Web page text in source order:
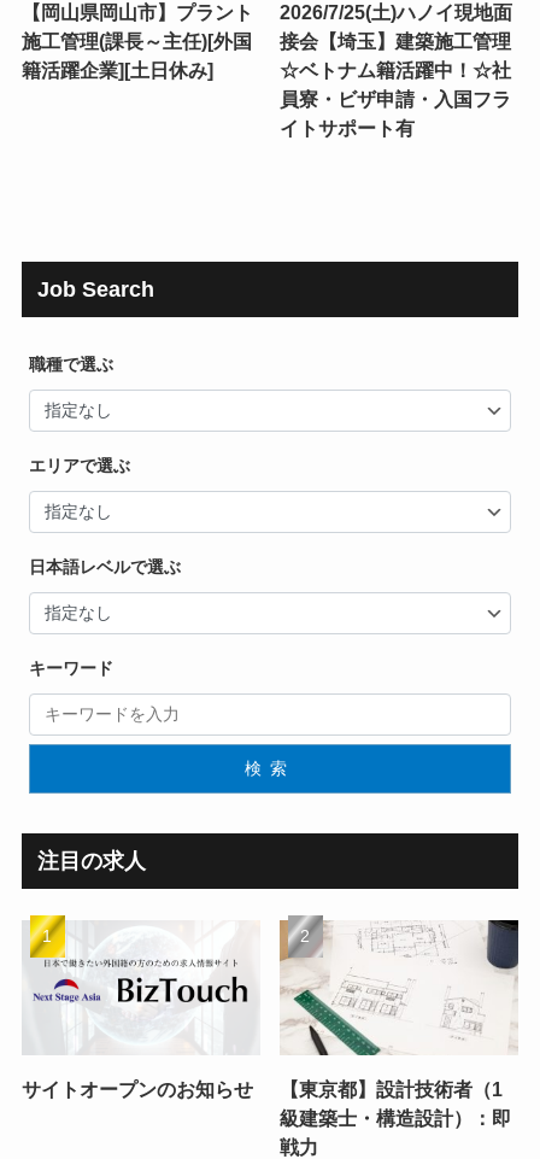
【岡山県岡山市】プラント
施工管理(課長～主任)[外国
籍活躍企業][土日休み]
2026/7/25(土)ハノイ現地面
接会【埼玉】建築施工管理
☆ベトナム籍活躍中！☆社
員寮・ビザ申請・入国フラ
イトサポート有
Job Search
職種で選ぶ
エリアで選ぶ
日本語レベルで選ぶ
キーワード
検索
注目の求人
サイトオープンのお知らせ
【東京都】設計技術者（1
級建築士・構造設計）：即
戦力